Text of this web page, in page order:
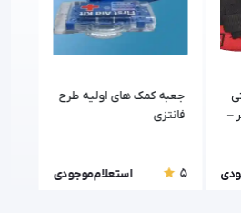
–
جعبه کمک های اولیه طرح
فانتزی
5 استعلام موجودی